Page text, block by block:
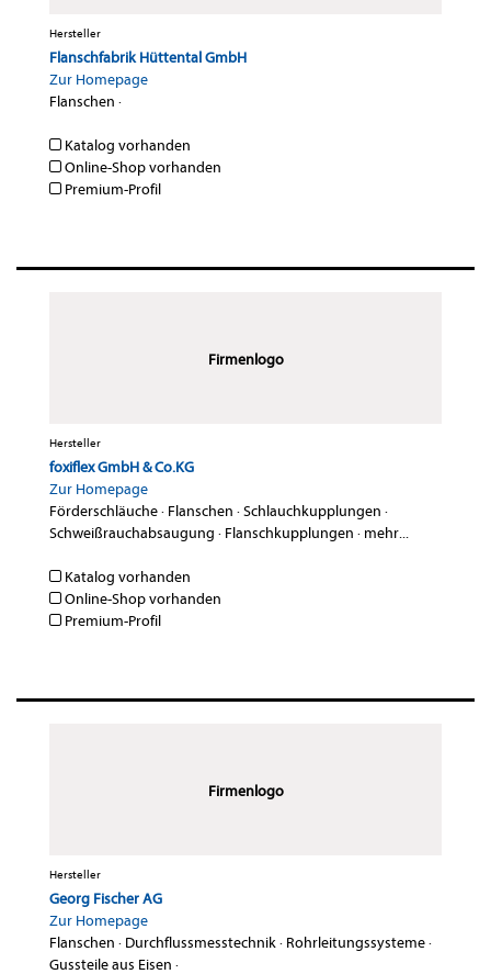
Hersteller
Flanschfabrik Hüttental GmbH
Zur Homepage
Flanschen ·
Katalog vorhanden
Online-Shop vorhanden
Premium-Profil
Firmenlogo
Hersteller
foxiflex GmbH & Co.KG
Zur Homepage
Förderschläuche· Flanschen ·Schlauchkupplungen ·
Schweißrauchabsaugung · Flanschkupplungen · mehr...
Katalog vorhanden
Online-Shop vorhanden
Premium-Profil
Firmenlogo
Hersteller
Georg Fischer AG
Zur Homepage
Flanschen · Durchflussmesstechnik· Rohrleitungssysteme·
Gussteile aus Eisen ·